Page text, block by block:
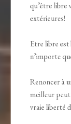
qu’être libre
extérieures!
Etre libre est
n’importe
Renoncer à
meilleur peut
vraie liberté